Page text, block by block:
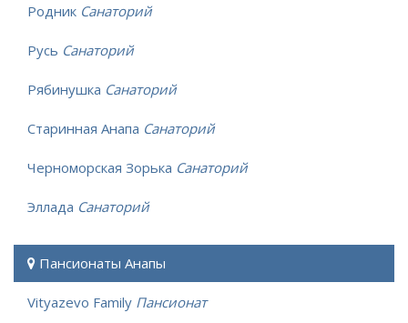
Родник Санаторий
Русь Санаторий
Рябинушка Санаторий
Старинная Анапа Санаторий
Черноморская Зорька Санаторий
Эллада Санаторий
Пансионаты Анапы
Vityazevo Family Пансионат